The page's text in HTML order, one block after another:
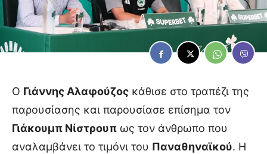
Ο Γιάννης Αλαφούζος κάθισε στο τραπέζι της
παρουσίασης και παρουσίασε επίσημα τον
Γιάκουμπ Νίστρουπ ως τον άνθρωπο που
αναλαμβάνει το τιμόνι του Παναθηναϊκού. Η